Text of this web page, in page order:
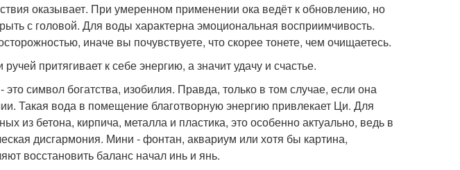
оказывает. При умеренном применении ока ведёт к обновлению, но
с головой. Для воды характерна эмоциональная восприимчивость.
иначе вы почувствуете, что скорее тонете, чем очищаетесь.
притягивает к себе энергию, а значит удачу и счастье.
символ богатства, изобилия. Правда, только в том случае, если она
Такая вода в помещение благотворную энергию привлекает Ци. Для
из бетона, кирпича, металла и пластика, это особенно актуально, ведь в
дисгармония. Мини - фонтан, аквариум или хотя бы картина,
восстановить баланс начал инь и янь.